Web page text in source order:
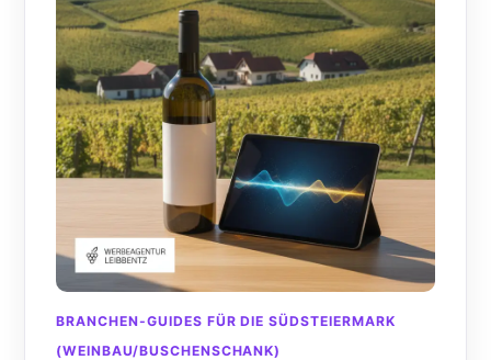
BRANCHEN-GUIDES FÜR DIE SÜDSTEIERMARK
(WEINBAU/BUSCHENSCHANK)